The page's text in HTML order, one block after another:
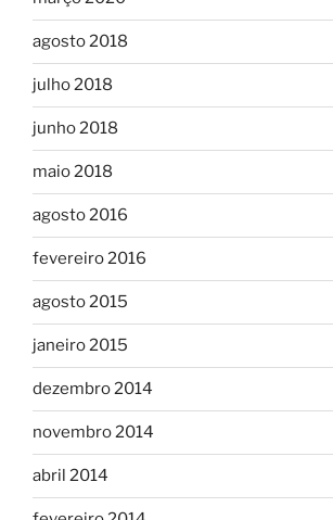
agosto 2018
julho 2018
junho 2018
maio 2018
agosto 2016
fevereiro 2016
agosto 2015
janeiro 2015
dezembro 2014
novembro 2014
abril 2014